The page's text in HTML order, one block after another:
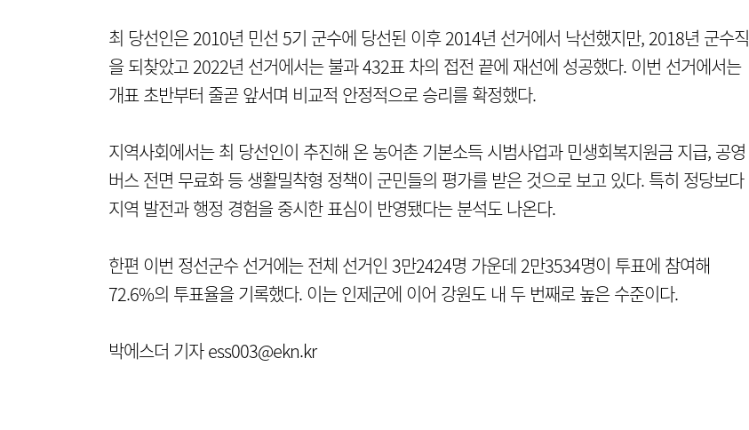
최 당선인은 2010년 민선 5기 군수에 당선된 이후 2014년 선거에서 낙선했지만, 2018년 군수직
을 되찾았고 2022년 선거에서는 불과 432표 차의 접전 끝에 재선에 성공했다. 이번 선거에서는
개표 초반부터 줄곧 앞서며 비교적 안정적으로 승리를 확정했다.
지역사회에서는 최 당선인이 추진해 온 농어촌 기본소득 시범사업과 민생회복지원금 지급, 공영
버스 전면 무료화 등 생활밀착형 정책이 군민들의 평가를 받은 것으로 보고 있다. 특히 정당보다
지역 발전과 행정 경험을 중시한 표심이 반영됐다는 분석도 나온다.
한편 이번 정선군수 선거에는 전체 선거인 3만2424명 가운데 2만3534명이 투표에 참여해
72.6%의 투표율을 기록했다. 이는 인제군에 이어 강원도 내 두 번째로 높은 수준이다.
박에스더 기자 ess003@ekn.kr